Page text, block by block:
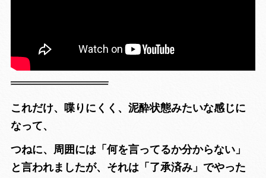
これだけ、喋りにくく、泥酔状態みたいな感じに
なって、
つねに、周囲には「何を言ってるか分からない」
と言われましたが、それは「了承済み」でやった